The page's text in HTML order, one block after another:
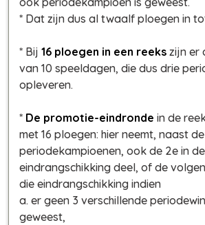
* Dat zijn dus al twaalf ploegen in
* Bij 16 ploegen in een reeks zijn er
van 10 speeldagen, die dus drie
opleveren.
* De promotie-eindronde in de
met 16 ploegen: hier neemt, naast
periodekampioenen, ook de 2e in de
eindrangschikking deel, of de
die eindrangschikking indien
a. er geen 3 verschillende
geweest,